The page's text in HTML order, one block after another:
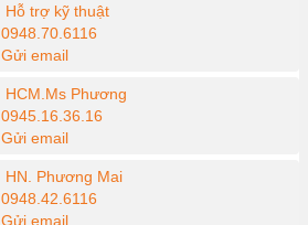
Hỗ trợ kỹ thuật
0948.70.6116
Gửi email
HCM.Ms Phương
0945.16.36.16
Gửi email
HN. Phương Mai
0948.42.6116
Gửi email